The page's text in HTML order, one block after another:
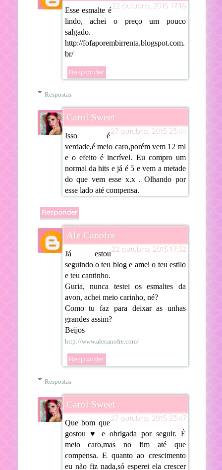
22 outubro, 2015 17:18
Esse esmalte é
lindo, achei o preço um pouco
salgado.
http://fofaporembirrenta.blogspot.com.
br/
Responder
Respostas
Carol Sweet
27 outubro, 2015 23:44
Isso é
verdade,é meio caro,porém vem 12 ml
e o efeito é incrível. Eu compro um
normal da hits e já é 5 e vem a metade
do que vem esse x.x . Olhando por
esse lado até compensa.
Responder
Ale Canofre
22 outubro, 2015 17:32
Já estou
seguindo o teu blog e amei o teu estilo
e teu cantinho.
Guria, nunca testei os esmaltes da
avon, achei meio carinho, né?
Como tu faz para deixar as unhas
grandes assim?
Beijos
http://www.alecanofre.com/
Responder
Respostas
Carol Sweet
27 outubro, 2015 23:47
Que bom que
gostou ♥ e obrigada por seguir. É
meio caro,mas no fim até que
compensa. E quanto ao crescimento
eu não fiz nada,só esperei ela crescer